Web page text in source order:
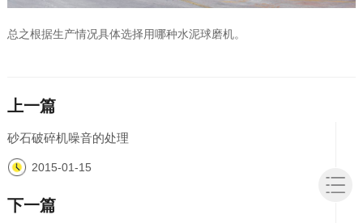
总之根据生产情况具体选择用哪种水泥球磨机。
上一篇
砂石破碎机噪音的处理
2015-01-15
下一篇